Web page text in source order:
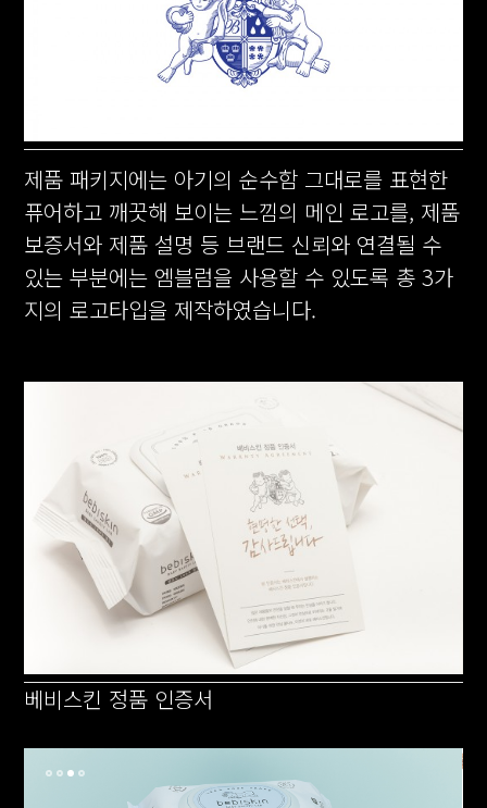
제품 패키지에는 아기의 순수함 그대로를 표현한
퓨어하고 깨끗해 보이는 느낌의 메인 로고를, 제품
보증서와 제품 설명 등 브랜드 신뢰와 연결될 수
있는 부분에는 엠블럼을 사용할 수 있도록 총 3가
지의 로고타입을 제작하였습니다.
베비스킨 정품 인증서